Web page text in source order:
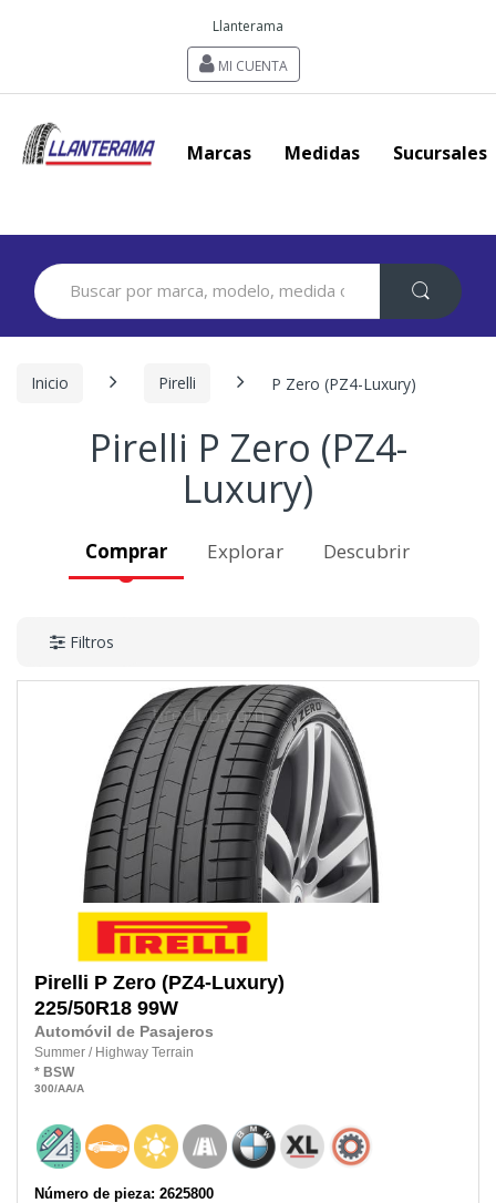
Llanterama
MI CUENTA
Marcas Medidas Sucursales
Search
for:
Inicio Pirelli P Zero (PZ4-Luxury)
Pirelli P Zero (PZ4-
Luxury)
Comprar Explorar Descubrir
Filtros
Pirelli P Zero (PZ4-Luxury)
225/50R18 99W
Automóvil de Pasajeros
Summer / Highway Terrain
* BSW
300/AA/A
Número de pieza: 2625800